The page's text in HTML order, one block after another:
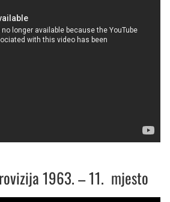
1963. – 11. mjesto